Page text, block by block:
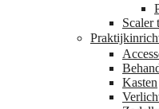
Scaler
Kasten